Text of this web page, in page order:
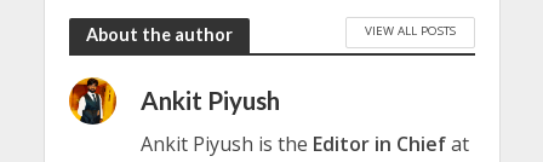
About the author VIEW ALL POSTS
Ankit Piyush
Ankit Piyush is the Editor in Chiefat